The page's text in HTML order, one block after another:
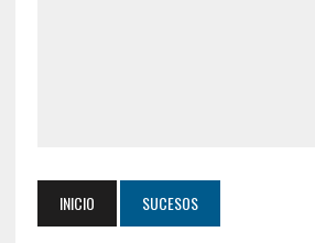
INICIO SUCESOS